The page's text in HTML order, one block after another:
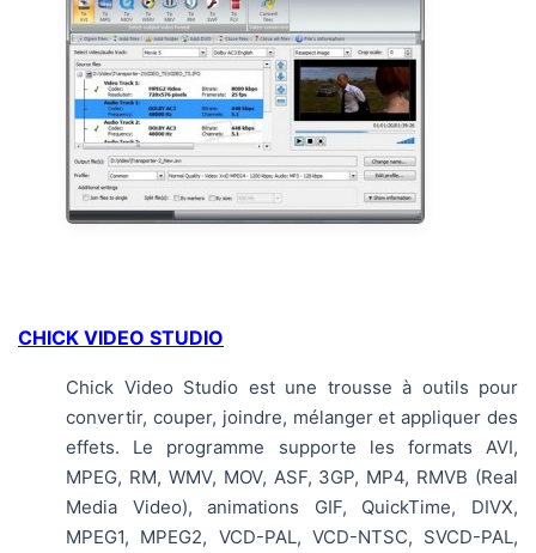
CHICK VIDEO STUDIO
Chick Video Studio est une trousse à outils pour
convertir, couper, joindre, mélanger et appliquer des
effets. Le programme supporte les formats AVI,
MPEG, RM, WMV, MOV, ASF, 3GP, MP4, RMVB (Real
Media Video), animations GIF, QuickTime, DIVX,
MPEG1, MPEG2, VCD-PAL, VCD-NTSC, SVCD-PAL,